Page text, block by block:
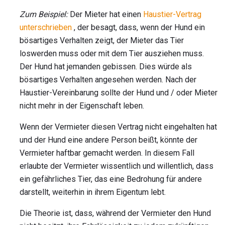
Zum Beispiel:Der Mieter hat einen Haustier-Vertrag
unterschrieben , der besagt, dass, wenn der Hund ein
bösartiges Verhalten zeigt, der Mieter das Tier
loswerden muss oder mit dem Tier ausziehen muss.
Der Hund hat jemanden gebissen. Dies würde als
bösartiges Verhalten angesehen werden. Nach der
Haustier-Vereinbarung sollte der Hund und / oder Mieter
nicht mehr in der Eigenschaft leben.
Wenn der Vermieter diesen Vertrag nicht eingehalten hat
und der Hund eine andere Person beißt, könnte der
Vermieter haftbar gemacht werden. In diesem Fall
erlaubte der Vermieter wissentlich und willentlich, dass
ein gefährliches Tier, das eine Bedrohung für andere
darstellt, weiterhin in ihrem Eigentum lebt.
Die Theorie ist, dass, während der Vermieter den Hund